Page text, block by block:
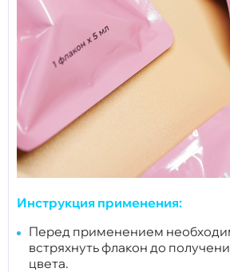
Инструкция применения:
Перед применением
встряхнуть флакон до
цвета.